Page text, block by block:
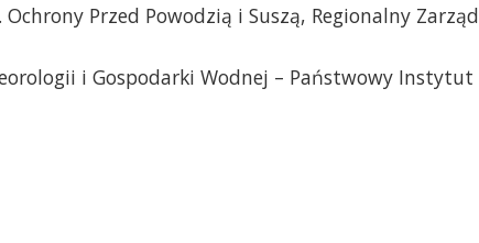
Przed Powodzią i Suszą, Regionalny Zarząd
i Gospodarki Wodnej – Państwowy Instytut